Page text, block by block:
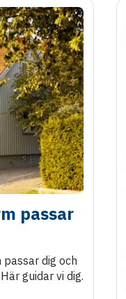
passar
dig och
guidar vi dig.